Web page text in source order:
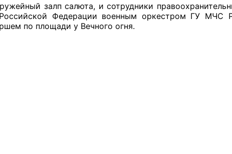
оценки качества условий
залп салюта, и сотрудники
Федерации военным оркестром ГУ МЧС
по площади у Вечного огня.